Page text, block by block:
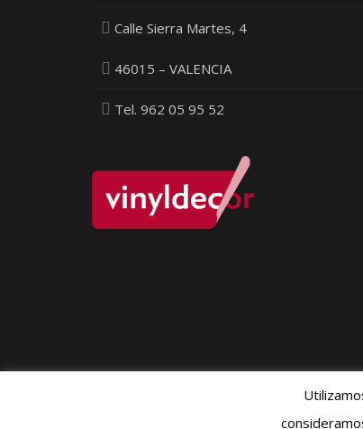
Calle Sierra Martes, 4
46015 – VALENCIA
Tel. 962 05 95 52